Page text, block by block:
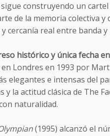
sigue construyendo un
de la memoria colectiva
cercanía real entre banda y
histórico y única fecha
Londres en 1993 por
elegantes e intensas del
y la actitud clásica de The
naturalidad.
(1995) alcanzó el